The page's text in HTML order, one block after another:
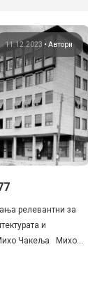
11.12.2023 • Автори
релевантни за
и
Чакеља Михо...